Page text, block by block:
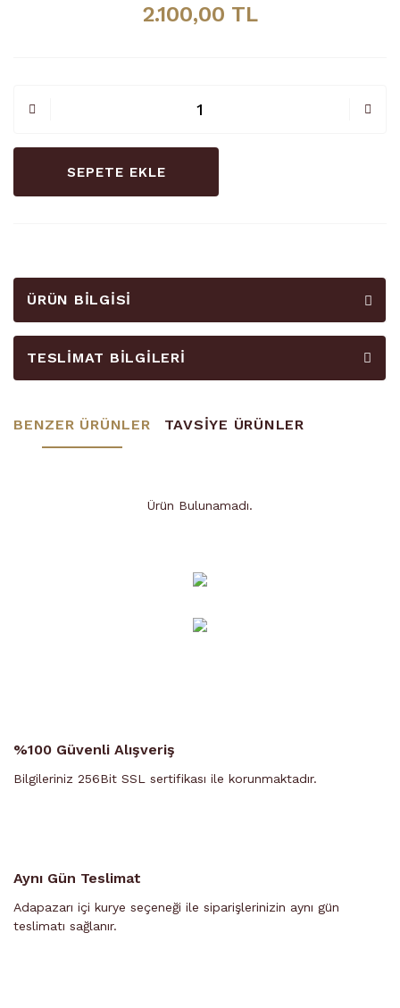
2.100,00 TL
SEPETE EKLE
ÜRÜN BILGISI
TESLIMAT BILGILERI
BENZER ÜRÜNLER TAVSİYE ÜRÜNLER
Ürün Bulunamadı.
Ürün Bulunamadı.
%100 Güvenli Alışveriş
Bilgileriniz 256Bit SSL sertifikası ile korunmaktadır.
Aynı Gün Teslimat
Adapazarı içi kurye seçeneği ile siparişlerinizin aynı gün
teslimatı sağlanır.